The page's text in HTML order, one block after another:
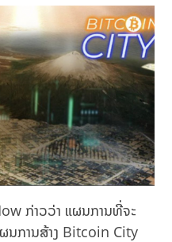
ກ່າວວ່າ ແຜນການທີ່ຈະ
ການສ້າງ Bitcoin City